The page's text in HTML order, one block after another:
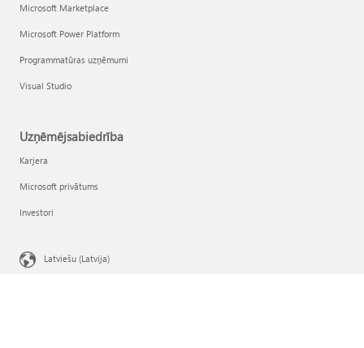
Microsoft Marketplace
Microsoft Power Platform
Programmatūras uzņēmumi
Visual Studio
Uzņēmējsabiedrība
Karjera
Microsoft privātums
Investori
Latviešu (Latvija)